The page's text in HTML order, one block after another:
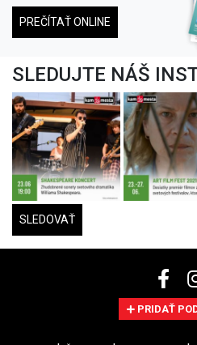
PREČÍTAŤ ONLINE
SLEDUJTE NÁŠ
SLEDOVAŤ
PRIDAŤ